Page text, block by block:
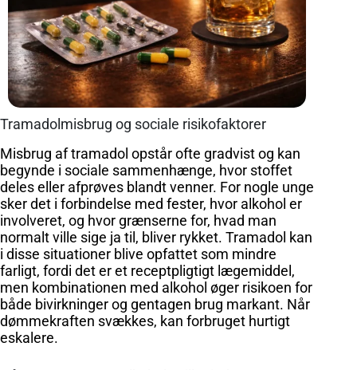
Tramadolmisbrug og sociale risikofaktorer
Misbrug af tramadol opstår ofte gradvist og kan
begynde i sociale sammenhænge, hvor stoffet
deles eller afprøves blandt venner. For nogle unge
sker det i forbindelse med fester, hvor alkohol er
involveret, og hvor grænserne for, hvad man
normalt ville sige ja til, bliver rykket. Tramadol kan
i disse situationer blive opfattet som mindre
farligt, fordi det er et receptpligtigt lægemiddel,
men kombinationen med alkohol øger risikoen for
både bivirkninger og gentagen brug markant. Når
dømmekraften svækkes, kan forbruget hurtigt
eskalere.